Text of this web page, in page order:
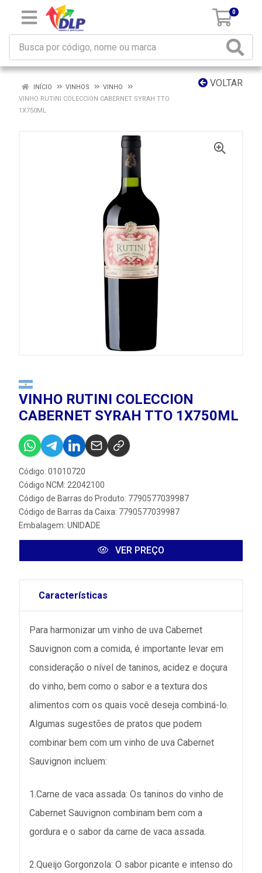
0
VOLTAR
INÍCIO VINHOS
VINHO
VINHO RUTINI COLECCION CABERNET SYRAH TTO
1X750ML
VINHO RUTINI COLECCION
CABERNET SYRAH TTO 1X750ML
Código: 01010720
Código NCM: 22042100
Código de Barras do Produto: 7790577039987
Código de Barras da Caixa: 7790577039987
Embalagem: UNIDADE
VER PREÇO
Características
Para harmonizar um vinho de uva Cabernet
Sauvignon com a comida, é importante levar em
consideração o nível de taninos, acidez e doçura
do vinho, bem como o sabor e a textura dos
alimentos com os quais você deseja combiná-lo.
Algumas sugestões de pratos que podem
combinar bem com um vinho de uva Cabernet
Sauvignon incluem:
1.Carne de vaca assada: Os taninos do vinho de
Cabernet Sauvignon combinam bem com a
gordura e o sabor da carne de vaca assada.
2.Queijo Gorgonzola: O sabor picante e intenso do